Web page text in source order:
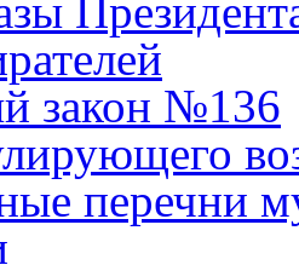
закон №136
перечни